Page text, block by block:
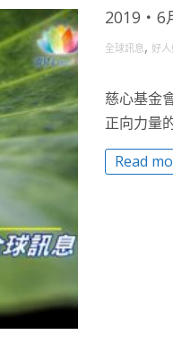
2019・6
全球訊息, 好
慈心基金
正向力量
Read